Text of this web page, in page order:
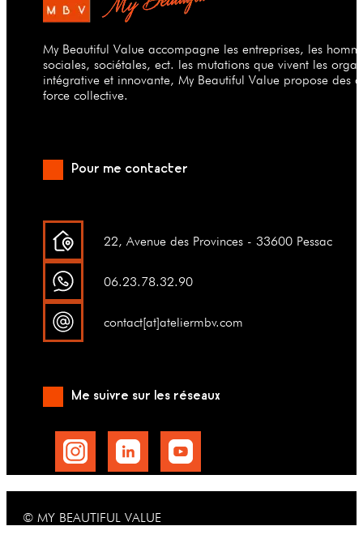
My Beautiful Value accompagne les entreprises, les
sociales, sociétales, ect. les mutations que vivent les
intégrative et innovante, My Beautiful Value propose des
force collective.
Pour me contacter
22, Avenue des Provinces - 33600 Pessac
06.23.78.32.90
contact[at]ateliermbv.com
Me suivre sur les réseaux
© MY BEAUTIFUL VALUE